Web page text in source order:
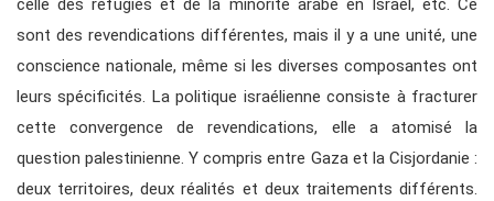
celle des réfugiés et de la minorité arabe en Israël, etc. Ce
sont des revendications différentes, mais il y a une unité, une
conscience nationale, même si les diverses composantes ont
leurs spécificités. La politique israélienne consiste à fracturer
cette convergence de revendications, elle a atomisé la
question palestinienne. Y compris entre Gaza et la Cisjordanie :
deux territoires, deux réalités et deux traitements différents.